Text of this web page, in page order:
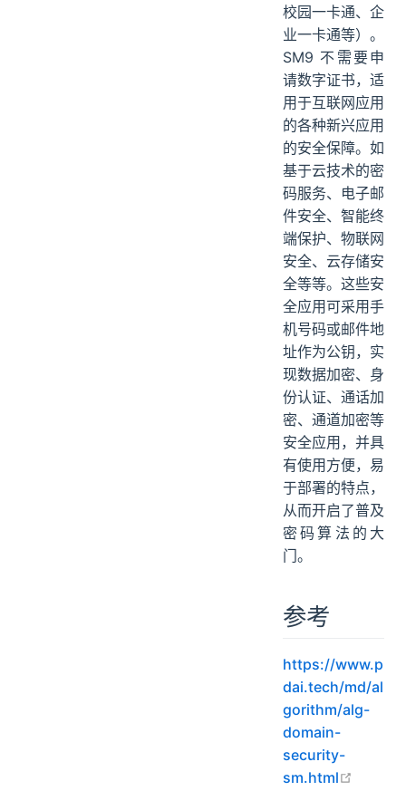
校园一卡通、企
业一卡通等）。
SM9 不需要申
请数字证书，适
用于互联网应用
的各种新兴应用
的安全保障。如
基于云技术的密
码服务、电子邮
件安全、智能终
端保护、物联网
安全、云存储安
全等等。这些安
全应用可采用手
机号码或邮件地
址作为公钥，实
现数据加密、身
份认证、通话加
密、通道加密等
安全应用，并具
有使用方便，易
于部署的特点，
从而开启了普及
密码算法的大
门。
参考
https://www.p
dai.tech/md/al
gorithm/alg-
domain-
security-
sm.html